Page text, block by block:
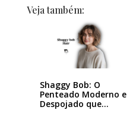
Veja também:
Shaggy Bob: O
Penteado Moderno e
Despojado que